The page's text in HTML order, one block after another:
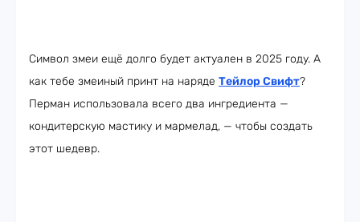
Символ змеи ещё долго будет актуален в 2025 году. А
как тебе змеиный принт на наряде Тейлор Свифт?
Перман использовала всего два ингредиента —
кондитерскую мастику и мармелад, — чтобы создать
этот шедевр.